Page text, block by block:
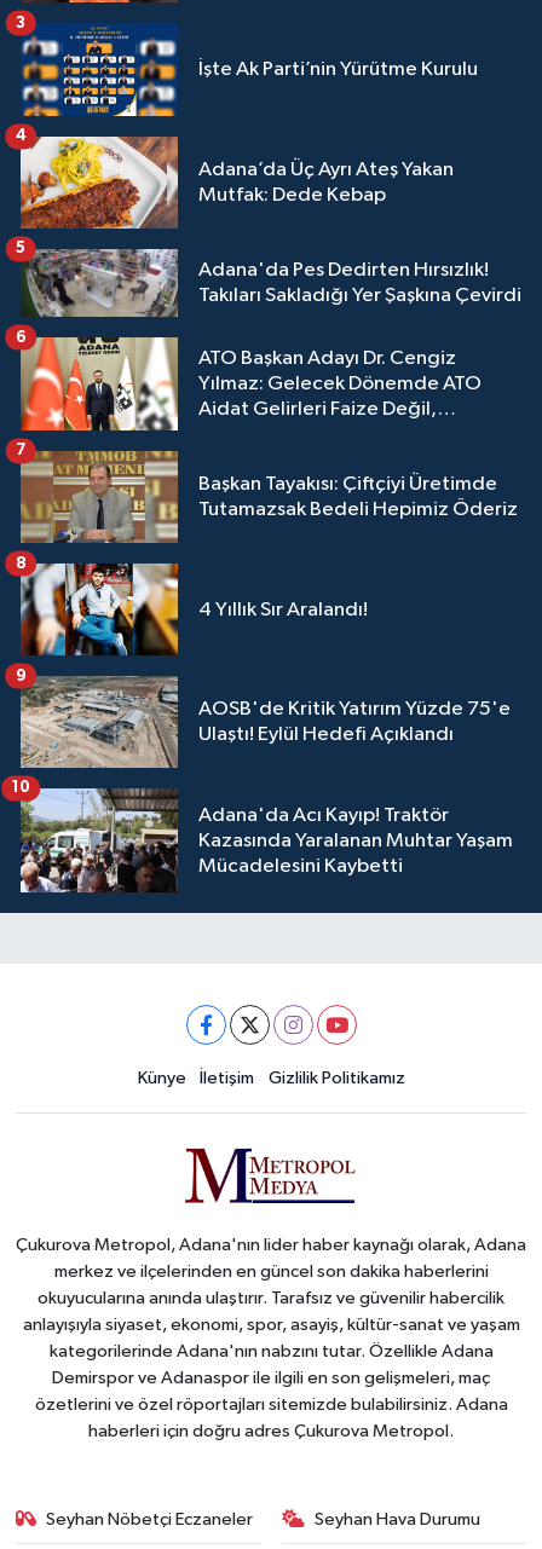
İşte Ak Parti’nin Yürütme Kurulu
3
Adana’da Üç Ayrı Ateş Yakan
Mutfak: Dede Kebap
4
Adana'da Pes Dedirten Hırsızlık!
Takıları Sakladığı Yer Şaşkına Çevirdi
5
ATO Başkan Adayı Dr. Cengiz
Yılmaz: Gelecek Dönemde ATO
Aidat Gelirleri Faize Değil,
6
Başkan Tayakısı: Çiftçiyi Üretimde
Tutamazsak Bedeli Hepimiz Öderiz
7
4 Yıllık Sır Aralandı!
8
AOSB'de Kritik Yatırım Yüzde 75'e
Ulaştı! Eylül Hedefi Açıklandı
9
Adana'da Acı Kayıp! Traktör
Kazasında Yaralanan Muhtar Yaşam
Mücadelesini Kaybetti
10
Künye İletişim Gizlilik Politikamız
Çukurova Metropol, Adana'nın lider haber kaynağı olarak, Adana
merkez ve ilçelerinden en güncel son dakika haberlerini
okuyucularına anında ulaştırır. Tarafsız ve güvenilir habercilik
anlayışıyla siyaset, ekonomi, spor, asayiş, kültür-sanat ve yaşam
kategorilerinde Adana'nın nabzını tutar. Özellikle Adana
Demirspor ve Adanaspor ile ilgili en son gelişmeleri, maç
özetlerini ve özel röportajları sitemizde bulabilirsiniz. Adana
haberleri için doğru adres Çukurova Metropol.
Seyhan Nöbetçi Eczaneler Seyhan Hava Durumu